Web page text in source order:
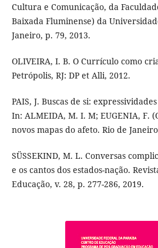
Cultura e Comunicação, da
Baixada Fluminense) da
Janeiro, p. 79, 2013.
OLIVEIRA, I. B. O Currículo como
Petrópolis, RJ: DP et Alli, 2012.
PAIS, J. Buscas de si:
In: ALMEIDA, M. I. M; EUGENIA, F.
novos mapas do afeto. Rio de
SÜSSEKIND, M. L. Conversas
e os cantos dos estados-nação.
Educação, v. 28, p. 277-286, 2019.